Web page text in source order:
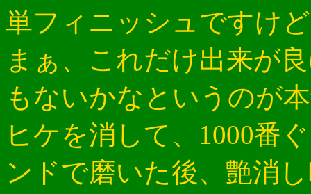
単フィニッシュですけ
まぁ、これだけ出来が
もないかなというのが
ヒケを消して、1000番
ンドで磨いた後、艶消